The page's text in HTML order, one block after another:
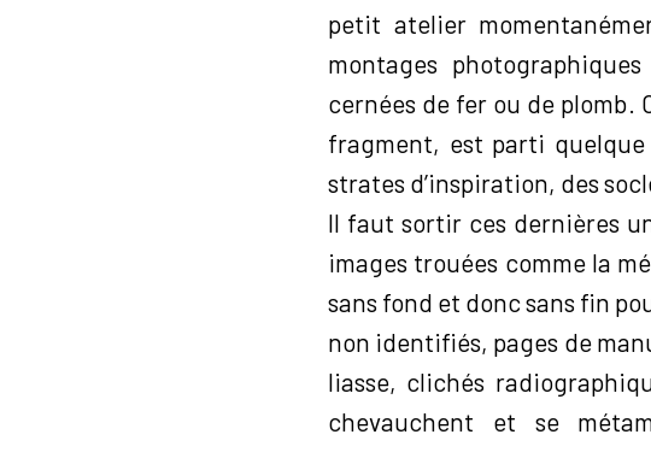
petit atelier
montages
cernées de fer ou de plomb.
fragment, est parti quelque
strates d’inspiration, des
Il faut sortir ces dernières
images trouées comme la
sans fond et donc sans fin
non identifiés, pages de
liasse, clichés
chevauchent et se